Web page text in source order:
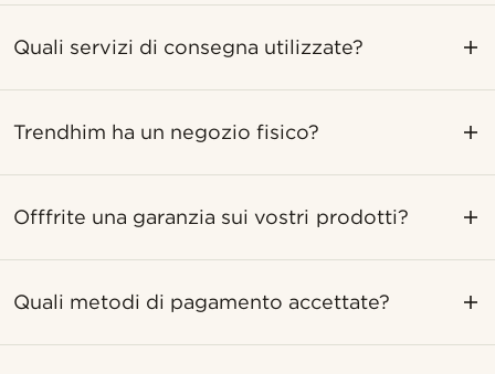
Quali servizi di consegna utilizzate?
Trendhim ha un negozio fisico?
Offfrite una garanzia sui vostri prodotti?
Quali metodi di pagamento accettate?